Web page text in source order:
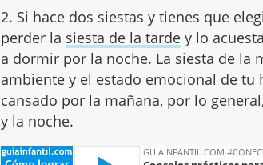
2. Si hace dos siestas y tienes que
perder la siesta de la tarde y lo
a dormir por la noche. La siesta de la
ambiente y el estado emocional de
cansado por la mañana, por lo
y la noche.